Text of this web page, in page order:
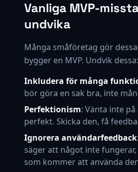
Vanliga MVP-
undvika
Många småföretag gör
bygger en MVP. Undvik dessa:
Inkludera för många
bör göra en sak bra, inte
Perfektionism: Vänta inte
perfekt. Skicka den, få
Ignorera användarfeedback
säger att något inte fungerar,
som kommer att använda